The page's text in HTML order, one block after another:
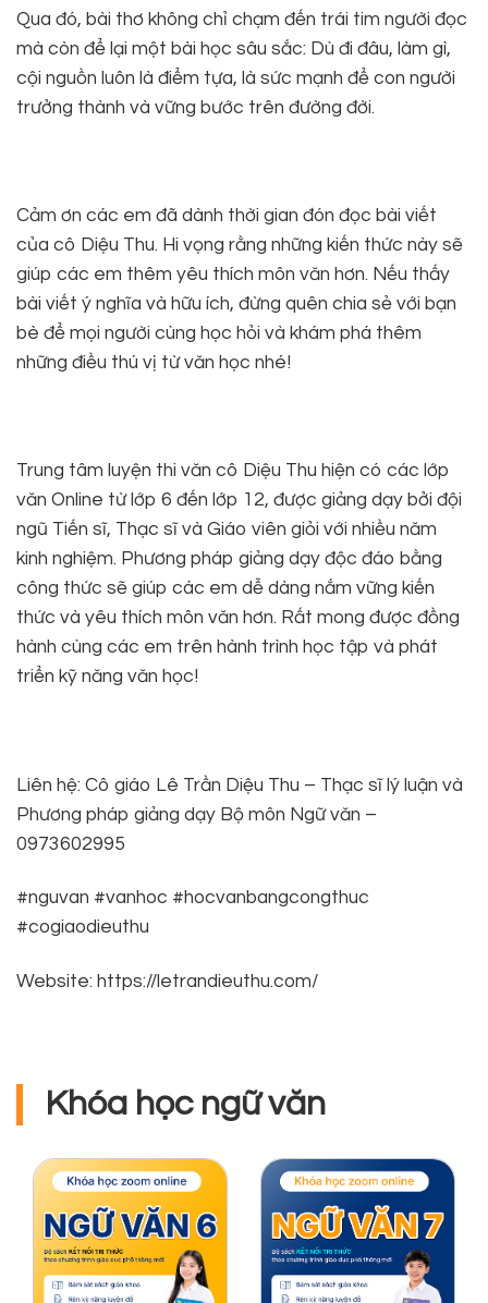
Qua đó, bài thơ không chỉ chạm đến trái tim người đọc
mà còn để lại một bài học sâu sắc: Dù đi đâu, làm gì,
cội nguồn luôn là điểm tựa, là sức mạnh để con người
trưởng thành và vững bước trên đường đời.
Cảm ơn các em đã dành thời gian đón đọc bài viết
của cô Diệu Thu. Hi vọng rằng những kiến thức này sẽ
giúp các em thêm yêu thích môn văn hơn. Nếu thấy
bài viết ý nghĩa và hữu ích, đừng quên chia sẻ với bạn
bè để mọi người cùng học hỏi và khám phá thêm
những điều thú vị từ văn học nhé!
Trung tâm luyện thi văn cô Diệu Thu hiện có các lớp
văn Online từ lớp 6 đến lớp 12, được giảng dạy bởi đội
ngũ Tiến sĩ, Thạc sĩ và Giáo viên giỏi với nhiều năm
kinh nghiệm. Phương pháp giảng dạy độc đáo bằng
công thức sẽ giúp các em dễ dàng nắm vững kiến
thức và yêu thích môn văn hơn. Rất mong được đồng
hành cùng các em trên hành trình học tập và phát
triển kỹ năng văn học!
Liên hệ: Cô giáo Lê Trần Diệu Thu – Thạc sĩ lý luận và
Phương pháp giảng dạy Bộ môn Ngữ văn –
0973602995
#nguvan #vanhoc #hocvanbangcongthuc
#cogiaodieuthu
Website: https://letrandieuthu.com/
Khóa học ngữ văn